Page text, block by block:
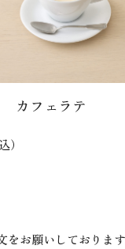
カフェラテ
）
お願いしておりま